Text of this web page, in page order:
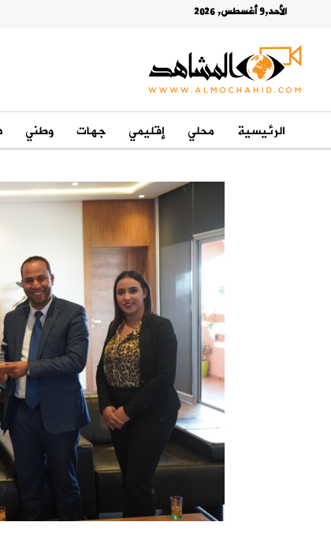
الأحد,9 أغسطس, 2026
الرئيسية محلي إقليمي جهات وطني